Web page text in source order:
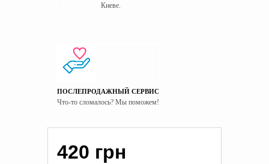
Киеве.
ПОСЛЕПРОДАЖНЫЙ СЕРВИС
Что-то сломалось? Мы поможем!
420 грн